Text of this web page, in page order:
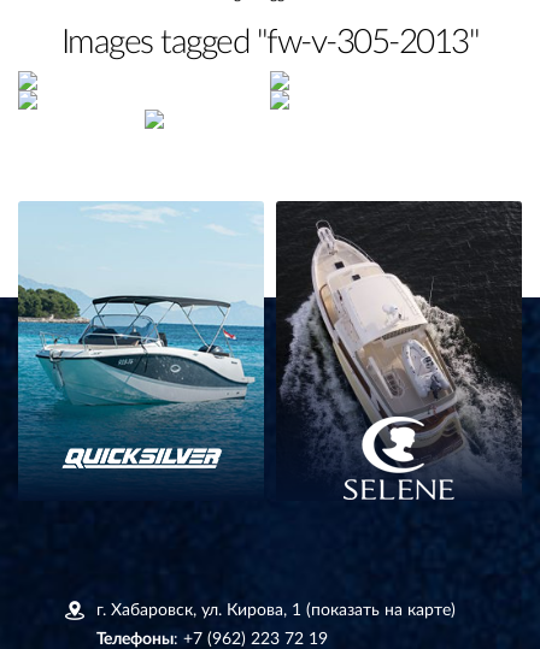
Images tagged "fw-v-305-2013"
г. Хабаровск, ул. Кирова, 1 (показать на карте)
Телефоны: +7 (962) 223 72 19